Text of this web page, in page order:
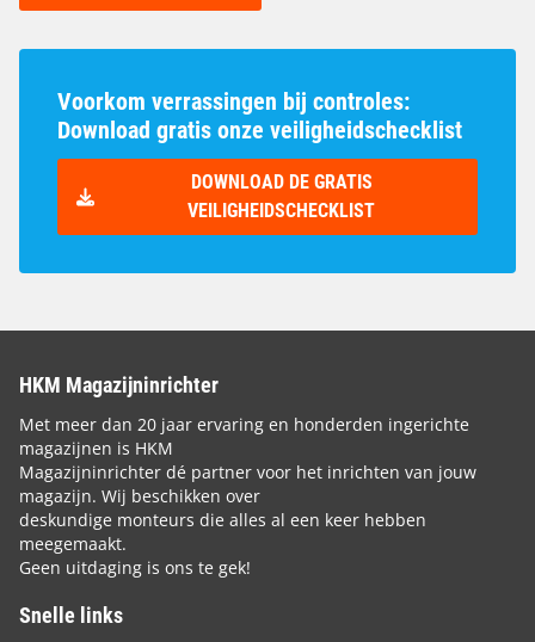
Voorkom verrassingen bij controles:
Download gratis onze veiligheidschecklist
DOWNLOAD DE GRATIS
VEILIGHEIDSCHECKLIST
HKM Magazijninrichter
Met meer dan 20 jaar ervaring en honderden ingerichte
magazijnen is HKM
Magazijninrichter dé partner voor het inrichten van jouw
magazijn. Wij beschikken over
deskundige monteurs die alles al een keer hebben
meegemaakt.
Geen uitdaging is ons te gek!
Snelle links